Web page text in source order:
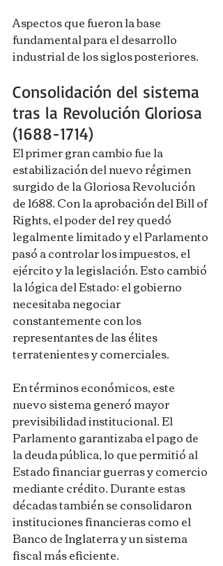
Aspectos que fueron la base
fundamental para el desarrollo
industrial de los siglos posteriores.
Consolidación del sistema
tras la Revolución Gloriosa
(1688-1714)
El primer gran cambio fue la
estabilización del nuevo régimen
surgido de la Gloriosa Revolución
de 1688. Con la aprobación del Bill of
Rights, el poder del rey quedó
legalmente limitado y el Parlamento
pasó a controlar los impuestos, el
ejército y la legislación. Esto cambió
la lógica del Estado: el gobierno
necesitaba negociar
constantemente con los
representantes de las élites
terratenientes y comerciales.
En términos económicos, este
nuevo sistema generó mayor
previsibilidad institucional. El
Parlamento garantizaba el pago de
la deuda pública, lo que permitió al
Estado financiar guerras y comercio
mediante crédito. Durante estas
décadas también se consolidaron
instituciones financieras como el
Banco de Inglaterra y un sistema
fiscal más eficiente.